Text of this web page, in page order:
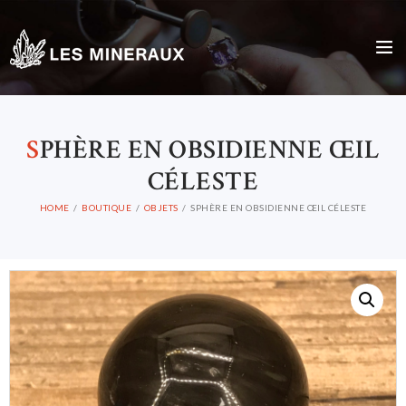
SPHÈRE EN OBSIDIENNE ŒIL
CÉLESTE
HOME BOUTIQUE OBJETS SPHÈRE EN OBSIDIENNE ŒIL CÉLESTE